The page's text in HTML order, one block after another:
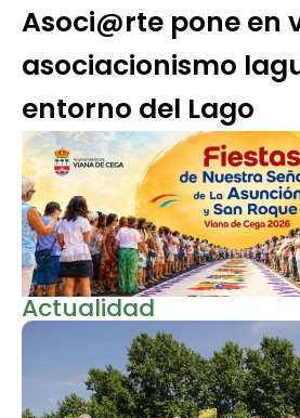
Asoci@rte pone en
asociacionismo
entorno del Lago
Actualidad